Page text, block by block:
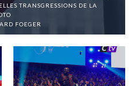
TRANSGRESSIONS DE LA
FOEGER